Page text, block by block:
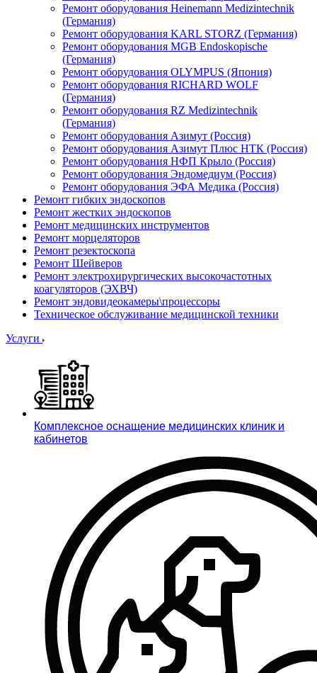
Ремонт оборудования Heinemann Medizintechnik
(Германия)
Ремонт оборудования KARL STORZ (Германия)
Ремонт оборудования MGB Endoskopische
(Германия)
Ремонт оборудования OLYMPUS (Япония)
Ремонт оборудования RICHARD WOLF
(Германия)
Ремонт оборудования RZ Medizintechnik
(Германия)
Ремонт оборудования Азимут (Россия)
Ремонт оборудования Азимут Плюс НТК (Россия)
Ремонт оборудования НФП Крыло (Россия)
Ремонт оборудования Эндомедиум (Россия)
Ремонт оборудования ЭФА Медика (Россия)
Ремонт гибких эндоскопов
Ремонт жестких эндоскопов
Ремонт медицинских инструментов
Ремонт морцеляторов
Ремонт резектоскопа
Ремонт Шейверов
Ремонт электрохирургических высокочастотных
коагуляторов (ЭХВЧ)
Ремонт эндовидеокамеры\процессоры
Техническое обслуживание медицинской техники
Услуги
Комплексное оснащение медицинских клиник и
кабинетов